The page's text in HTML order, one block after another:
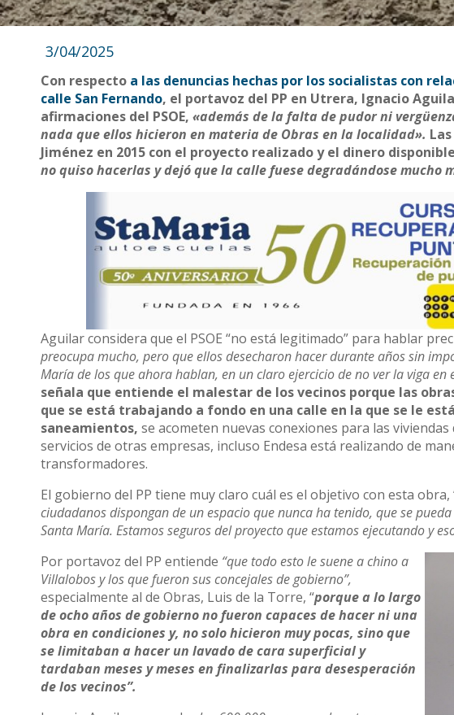
3/04/2025
Con respecto a las denuncias hechas por los socialistas con
calle San Fernando, el portavoz del PP en Utrera, Ignacio
afirmaciones del PSOE,«además de la falta de pudor ni
nada que ellos hicieron en materia de Obras en la localidad».
Jiménez en 2015 con el proyecto realizado y el dinero
no quiso hacerlas y dejó que la calle fuese degradándose mucho
Aguilar considera que el PSOE “no está legitimado” para hablar
preocupa mucho, pero que ellos desecharon hacer durante años sin
María de los que ahora hablan, en un claro ejercicio de no ver la viga en
señala que entiende el malestar de los vecinos porque las
que se está trabajando a fondo en una calle en la que se le
saneamientos,se acometen nuevas conexiones para las
servicios de otras empresas, incluso Endesa está realizando de
transformadores.
El gobierno del PP tiene muy claro cuál es el objetivo con esta obra,
ciudadanos dispongan de un espacio que nunca ha tenido, que se
Santa María. Estamos seguros del proyecto que estamos ejecutando y
Por portavoz del PP entiende “que todo esto le suene a chino a
Villalobos y los que fueron sus concejales de gobierno”,
especialmente al de Obras, Luis de la Torre, “porque a lo largo
de ocho años de gobierno no fueron capaces de hacer ni una
obra en condiciones y, no solo hicieron muy pocas, sino que
se limitaban a hacer un lavado de cara superficial y
tardaban meses y meses en finalizarlas para desesperación
de los vecinos”.